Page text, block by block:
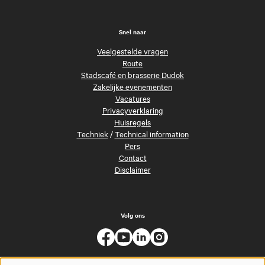
Snel naar
Veelgestelde vragen
Route
Stadscafé en brasserie Dudok
Zakelijke evenementen
Vacatures
Privacyverklaring
Huisregels
Techniek/Technical information
Pers
Contact
Disclaimer
Volg ons